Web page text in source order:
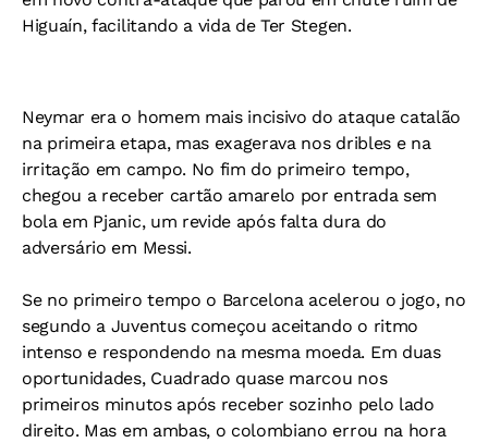
Higuaín, facilitando a vida de Ter Stegen.
Neymar era o homem mais incisivo do ataque catalão
na primeira etapa, mas exagerava nos dribles e na
irritação em campo. No fim do primeiro tempo,
chegou a receber cartão amarelo por entrada sem
bola em Pjanic, um revide após falta dura do
adversário em Messi.
Se no primeiro tempo o Barcelona acelerou o jogo, no
segundo a Juventus começou aceitando o ritmo
intenso e respondendo na mesma moeda. Em duas
oportunidades, Cuadrado quase marcou nos
primeiros minutos após receber sozinho pelo lado
direito. Mas em ambas, o colombiano errou na hora